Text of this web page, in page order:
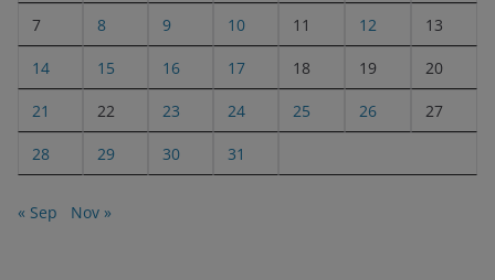
7 8 9 10 11 12 13
14 15 16 17 18 19 20
21 22 23 24 25 26 27
28 29 30 31
« Sep Nov »